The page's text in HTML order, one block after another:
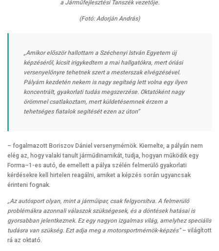
a Járműfejlesztési Tanszék vezetője.
(Fotó: Adorján András)
„Amikor először hallottam a Széchenyi István Egyetem új
képzéséről, kicsit irigykedtem a mai hallgatókra, mert óriási
versenyelőnyre tehetnek szert a mesterszak elvégzésével.
Pályám kezdetén nekem is nagy segítség lett volna egy ilyen
koncentrált, gyakorlati tudás megszerzése. Oktatóként nagy
örömmel csatlakoztam, mert küldetésemnek érzem a
tehetséges fiatalok segítését ezen az úton”
– fogalmazott Boriszov Dániel versenymérnök. Kiemelte, a pályán nem
elég az, hogy valaki tanult járműdinamikát, tudja, hogyan működik egy
Forma–1-es autó, de emellett a pálya szélén felmerülő gyakorlati
kérdésekre kell hirtelen reagálni, amiket a képzés során ugyancsak
érinteni fognak.
„Az autósport olyan, mint a járműipar, csak felgyorsítva. A felmerülő
problémákra azonnali válaszok szükségesek, és a döntések hatásai is
gyorsabban jelentkeznek. Ez egy nagyon izgalmas világ, amelyhez speciális
tudásra van szükség. Ezt adja meg a motorsportmérnök-képzés”– világított
rá az oktató.